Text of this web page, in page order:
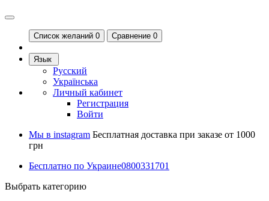
Список желаний 0 Сравнение 0
Язык
Русский
Українська
Личный кабинет
Регистрация
Войти
Мы в instagram Бесплатная доставка при заказе от 1000
грн
Бесплатно по Украине0800331701
Выбрать категорию